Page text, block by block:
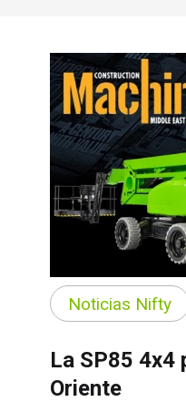
Noticias Nifty
La SP85 4x4
Oriente